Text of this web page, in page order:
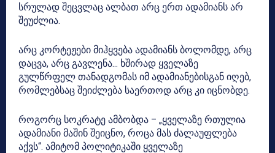
სრულად შეცვლაც ალბათ არც ერთ ადამიანს არ
შეუძლია.
არც კორტეჟები მიჰყვება ადამიანს ბოლომდე, არც
დაცვა, არც გავლენა… ხშირად ყველაზე
გულწრფელ თანადგომას იმ ადამიანებისგან იღებ,
რომლებსაც შეიძლება საერთოდ არც კი იცნობდე.
როგორც სოკრატე ამბობდა – „ყველაზე რთულია
ადამიანი მაშინ შეიცნო, როცა მას ძალაუფლება
აქვს“. ამიტომ პოლიტიკაში ყველაზე